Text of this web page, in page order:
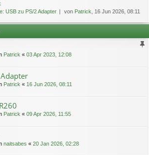
USB zu PS/2 Adapter von Patrick , 16 Jun 2026, 08:11
Patrick « 03 Apr 2023, 12:08
Patrick « 16 Jun 2026, 08:11
Patrick « 09 Apr 2026, 11:55
naitsabes « 20 Jan 2026, 02:28